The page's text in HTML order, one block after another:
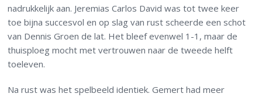
nadrukkelijk aan. Jeremias Carlos David was tot twee keer
toe bijna succesvol en op slag van rust scheerde een schot
van Dennis Groen de lat. Het bleef evenwel 1-1, maar de
thuisploeg mocht met vertrouwen naar de tweede helft
toeleven.
Na rust was het spelbeeld identiek. Gemert had meer